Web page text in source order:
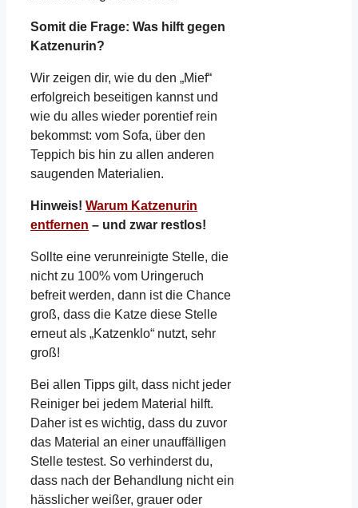
Somit die Frage: Was hilft gegen
Katzenurin?
Wir zeigen dir, wie du den „Mief“
erfolgreich beseitigen kannst und
wie du alles wieder porentief rein
bekommst: vom Sofa, über den
Teppich bis hin zu allen anderen
saugenden Materialien.
Hinweis! Warum Katzenurin
entfernen – und zwar restlos!
Sollte eine verunreinigte Stelle, die
nicht zu 100% vom Uringeruch
befreit werden, dann ist die Chance
groß, dass die Katze diese Stelle
erneut als „Katzenklo“ nutzt, sehr
groß!
Bei allen Tipps gilt, dass nicht jeder
Reiniger bei jedem Material hilft.
Daher ist es wichtig, dass du zuvor
das Material an einer unauffälligen
Stelle testest. So verhinderst du,
dass nach der Behandlung nicht ein
hässlicher weißer, grauer oder